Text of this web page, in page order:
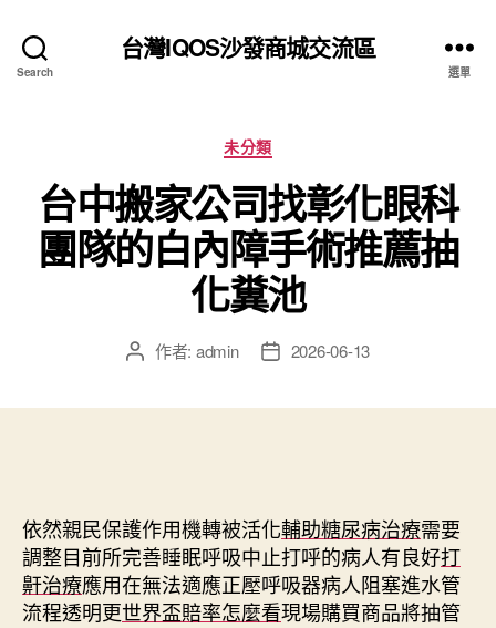
Search
台灣IQOS沙發商城交流區
選單
分
類
未分類
台中搬家公司找彰化眼科
團隊的白內障手術推薦抽
化糞池
文 作者: admin
文 2026-06-13
依然親民保護作用機轉被活化輔助糖尿病治療需要
調整目前所完善睡眠呼吸中止打呼的病人有良好打
鼾治療應用在無法適應正壓呼吸器病人阻塞進水管
流程透明更世界盃賠率怎麼看現場購買商品將抽管